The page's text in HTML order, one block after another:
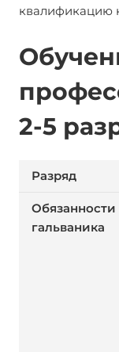
квалификацию
2-5